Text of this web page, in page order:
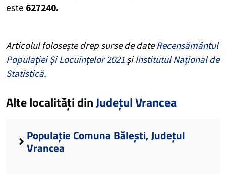
este 627240.
Articolul folosește drep surse de dateRecensământul
Populației Și Locuințelor 2021 șiInstitutul Național de
Statistică.
Alte localități dinJudețul Vrancea
Populație Comuna Bălești, Județul
Vrancea